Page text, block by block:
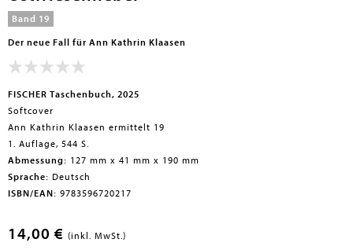
Band 19
Der neue Fall für Ann Kathrin Klaasen
FISCHER Taschenbuch, 2025
Softcover
Ann Kathrin Klaasen ermittelt 19
1. Auflage, 544 S.
Abmessung: 127 mm x 41 mm x 190 mm
Sprache: Deutsch
ISBN/EAN: 9783596720217
14,00 € (inkl. MwSt.)